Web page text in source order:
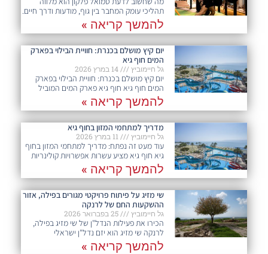
תהליכי עומק המחבר בין גוף, מודעות ודרך חיים.
להמשך קריאה »
יום קיץ מושלם בכנרת: חוויית הבילוי בפארק
המים חוף גיא
גל חיימוביץ
יום קיץ מושלם בכנרת: חוויית הבילוי בפארק
המים חוף גיא חוף גיא פארק המים המוביל
להמשך קריאה »
מדריך למתחמי המזון בחוף גיא
גל חיימוביץ
עוד מעט זה נפתח: מדריך למתחמי המזון בחוף
גיא חוף גיא מציע עשרות אפשרויות קולינריות
להמשך קריאה »
שי מזיג על פיתוח פרויקטי מגורים בפילה, אזור
ההשקעות החם של לרנקה
גל חיימוביץ
הכירו את פעילות הנדל"ן של שי מזיג בפילה,
לרנקה שי מזיג הוא יזם נדל"ן ישראלי
להמשך קריאה »